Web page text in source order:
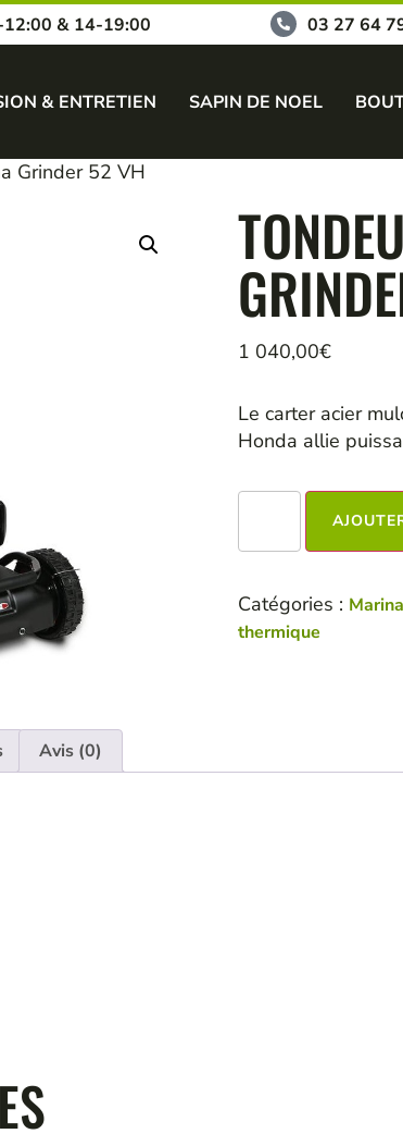
& 14-19:00 03 27 64
& ENTRETIEN SAPIN DE NOEL
Grinder 52 VH
1 040,00€
Le carter acier
Honda allie
Catégories : Marina
thermique
Avis (0)